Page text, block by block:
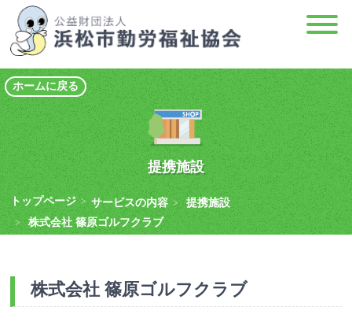
ホームに戻る
提携施設
トップページ > サービスの内容 > 提携施設
> 株式会社 篠原ゴルフクラブ
株式会社 篠原ゴルフクラブ